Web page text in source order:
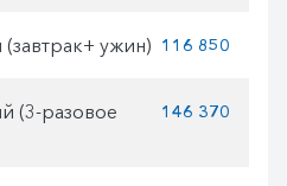
ужин) 116 850
(3-разовое
146 370